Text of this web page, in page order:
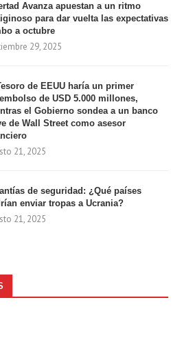
Avanza apuestan a un ritmo
para dar vuelta las expectativas
a octubre
29, 2025
de EEUU haría un primer
de USD 5.000 millones,
el Gobierno sondea a un banco
de Wall Street como asesor
21, 2025
de seguridad: ¿Qué países
enviar tropas a Ucrania?
21, 2025